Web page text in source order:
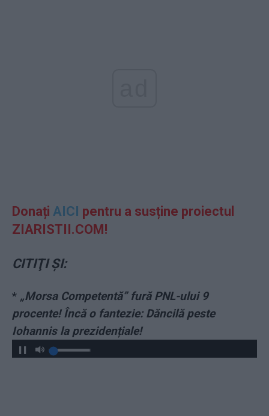
Donați AICI pentru a susține proiectul
ZIARISTII.COM!
CITIŢI ŞI:
* „Morsa Competentă” fură PNL-ului 9
procente! Încă o fantezie: Dăncilă peste
Iohannis la prezidențiale!